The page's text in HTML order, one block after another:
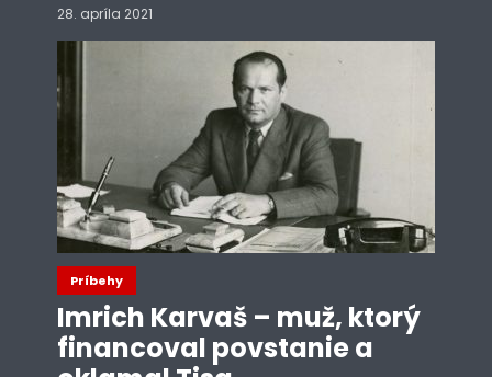
28. apríla 2021
Príbehy
Imrich Karvaš – muž, ktorý
financoval povstanie a